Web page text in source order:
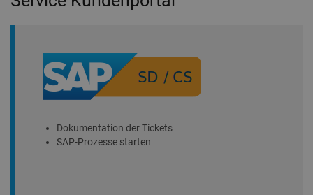
Dokumentation der Tickets
SAP-Prozesse starten